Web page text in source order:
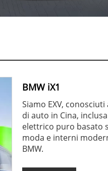
BMW iX1
Siamo EXV,
di auto in Cina,
elettrico puro basato
moda e interni
BMW.